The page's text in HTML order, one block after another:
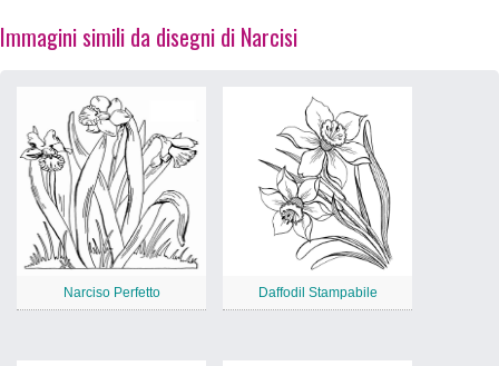
Immagini simili da disegni di Narcisi
Narciso Perfetto Daffodil Stampabile